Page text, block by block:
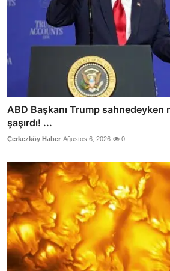
ABD Başkanı Trump sahnedeyken
şaşırdı! ...
Çerkezköy Haber Ağustos 6, 2026 0